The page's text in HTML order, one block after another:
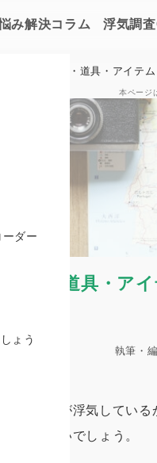
み解決コラム 浮気調
本ページ
ズ・道具・ア
執筆・
して妻が浮気している
方は多いでしょう。
る際のグッズ・道具・アイテム
ダー
ょう